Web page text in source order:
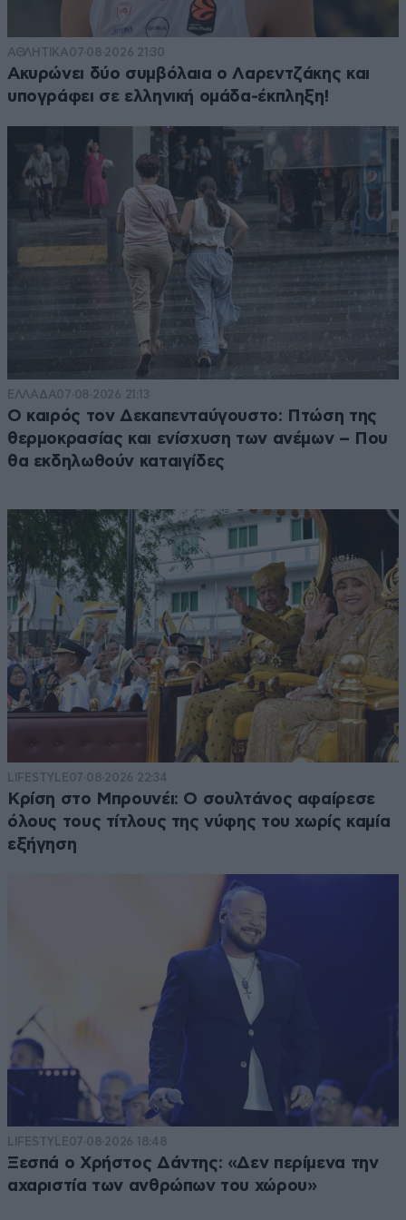
ΑΘΛΗΤΙΚΑ07·08·2026 21:30
Ακυρώνει δύο συμβόλαια ο Λαρεντζάκης και
υπογράφει σε ελληνική ομάδα-έκπληξη!
ΕΛΛΑΔΑ07·08·2026 21:13
Ο καιρός τον Δεκαπενταύγουστο: Πτώση της
θερμοκρασίας και ενίσχυση των ανέμων – Που
θα εκδηλωθούν καταιγίδες
LIFESTYLE07·08·2026 22:34
Κρίση στο Μπρουνέι: Ο σουλτάνος αφαίρεσε
όλους τους τίτλους της νύφης του χωρίς καμία
εξήγηση
LIFESTYLE07·08·2026 18:48
Ξεσπά ο Χρήστος Δάντης: «Δεν περίμενα την
αχαριστία των ανθρώπων του χώρου»